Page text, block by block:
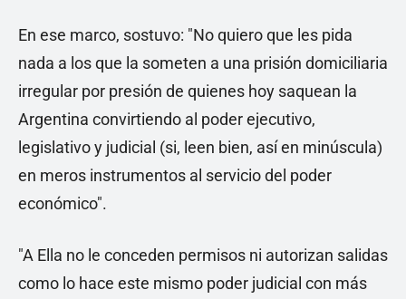
En ese marco, sostuvo: "No quiero que les pida
nada a los que la someten a una prisión domiciliaria
irregular por presión de quienes hoy saquean la
Argentina convirtiendo al poder ejecutivo,
legislativo y judicial (si, leen bien, así en minúscula)
en meros instrumentos al servicio del poder
económico".
"A Ella no le conceden permisos ni autorizan salidas
como lo hace este mismo poder judicial con más